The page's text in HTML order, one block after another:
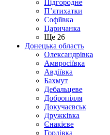
Підгородне
П’ятихатки
Софіївка
Царичанка
Ще 26
Донецька область
Олександрівка
Амвросіївка
Авдіївка
Бахмут
Дебальцеве
Добропілля
Докучаєвськ
Дружківка
Єнакієве
Горлівка